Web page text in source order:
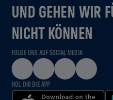
UND GEHEN WIR
NICHT KÖNNEN
FOLGE UNS AUF SOCIAL MEDIA
HOL DIR DIE APP